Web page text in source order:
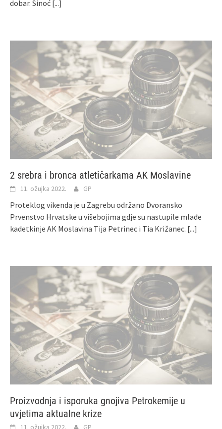
dobar. Sinoć [...]
2 srebra i bronca atletičarkama AK Moslavine
11. ožujka 2022. GP
Proteklog vikenda je u Zagrebu održano Dvoransko
Prvenstvo Hrvatske u višebojima gdje su nastupile mlađe
kadetkinje AK Moslavina Tija Petrinec i Tia Križanec. [...]
Proizvodnja i isporuka gnojiva Petrokemije u
uvjetima aktualne krize
11. ožujka 2022. GP